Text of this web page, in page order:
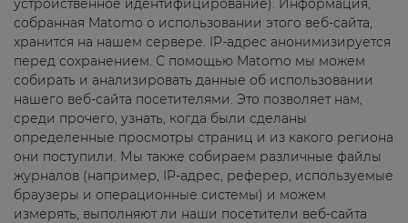
устройственное идентифицирование). Информация,
собранная Matomo о использовании этого веб-сайта,
хранится на нашем сервере. IP-адрес анонимизируется
перед сохранением. С помощью Matomo мы можем
собирать и анализировать данные об использовании
нашего веб-сайта посетителями. Это позволяет нам,
среди прочего, узнать, когда были сделаны
определенные просмотры страниц и из какого региона
они поступили. Мы также собираем различные файлы
журналов (например, IP-адрес, реферер, используемые
браузеры и операционные системы) и можем
измерять, выполняют ли наши посетители веб-сайта